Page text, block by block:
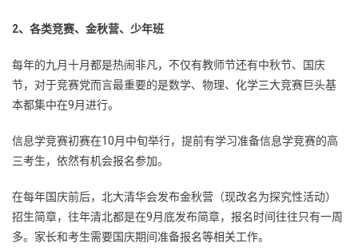
2、各类竞赛、金秋营、少年班
每年的九月十月都是热闹非凡，不仅有教师节还有中秋节、国庆
节，对于竞赛党而言最重要的是数学、物理、化学三大竞赛巨头基
本都集中在9月进行。
信息学竞赛初赛在10月中旬举行，提前有学习准备信息学竞赛的高
三考生，依然有机会报名参加。
在每年国庆前后，北大清华会发布金秋营（现改名为探究性活动）
招生简章，往年清北都是在9月底发布简章，报名时间往往只有一周
多。家长和考生需要国庆期间准备报名等相关工作。